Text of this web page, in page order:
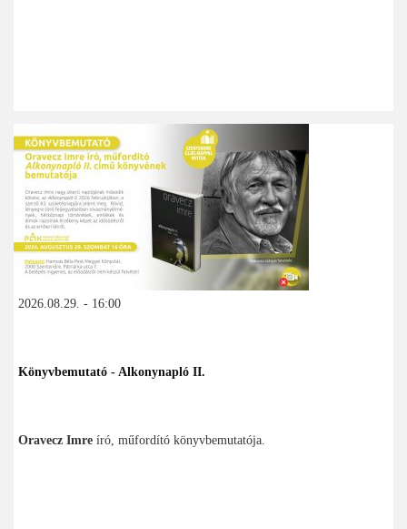
2026.08.29. - 16:00
Könyvbemutató - Alkonynapló II.
Oravecz Imre író, műfordító könyvbemutatója.